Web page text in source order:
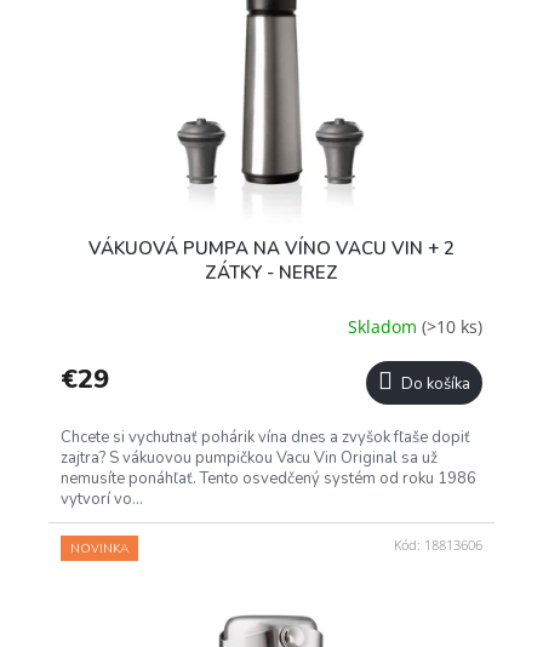
VÁKUOVÁ PUMPA NA VÍNO VACU VIN + 2
ZÁTKY - NEREZ
Skladom (>10 ks)
€29 Do košíka
Chcete si vychutnať pohárik vína dnes a zvyšok fľaše dopiť
zajtra? S vákuovou pumpičkou Vacu Vin Original sa už
nemusíte ponáhľať. Tento osvedčený systém od roku 1986
vytvorí vo...
NOVINKA Kód: 18813606